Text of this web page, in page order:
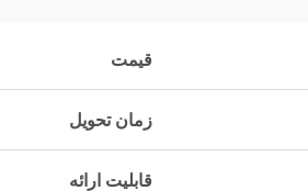
قیمت
زمان تحویل
قابلیت ارائه